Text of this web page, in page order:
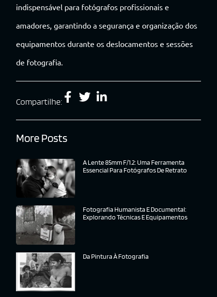
indispensável para fotógrafos profissionais e
amadores, garantindo a segurança e organização dos
equipamentos durante os deslocamentos e sessões
de fotografia.
Compartilhe:
More Posts
A Lente 85mm F/1.2: Uma Ferramenta
Essencial Para Fotógrafos De Retrato
Fotografia Humanista E Documental:
Explorando Técnicas E Equipamentos
Da Pintura À Fotografia